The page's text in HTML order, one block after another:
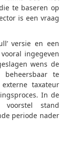
te baseren op
is een vraag
versie en een
ingegeven
wens de
beheersbaar te
taxateur
In de
voorstel stand
periode nader